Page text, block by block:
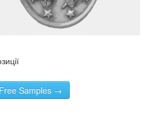
Samples →